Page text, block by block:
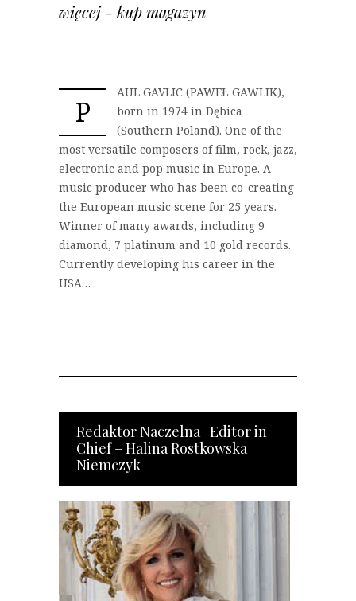
więcej - kup magazyn
P
AUL GAVLIC (PAWEŁ GAWLIK),
born in 1974 in Dębica
(Southern Poland). One of the
most versatile composers of film, rock, jazz,
electronic and pop music in Europe. A
music producer who has been co-creating
the European music scene for 25 years.
Winner of many awards, including 9
diamond, 7 platinum and 10 gold records.
Currently developing his career in the
USA…
Redaktor Naczelna Editor in
Chief – Halina Rostkowska
Niemczyk